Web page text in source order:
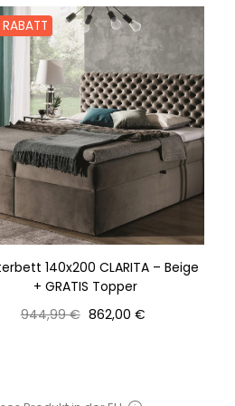
RABATT
140x200 CLARITA – Beige
+ GRATIS Topper
Normaler
944,99 € Preis
862,00 €